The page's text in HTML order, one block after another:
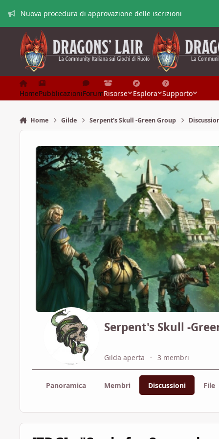
Nuova procedura di approvazione delle iscrizioni
HomePubblicazioniForumRisorse Esplora Supporto
Home Gilde Serpent's Skull -Green Group
Serpent's Skull -
Gilda aperta 3 membri
Panoramica Membri Discussioni File